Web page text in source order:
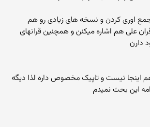
جمع اوری کردن و نسخه های زیادی رو هم
علی هم اشاره میکنن و همچنین قرانهای
دارن
اینجا نیست و تاپیک مخصوص داره لذا دیگه
این بحث نمیدم